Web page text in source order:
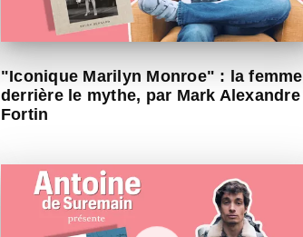
"Iconique Marilyn Monroe" : la femme
derrière le mythe, par Mark Alexandre
Fortin